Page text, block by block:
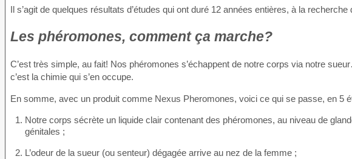
Il s’agit de quelques résultats d’études qui ont duré 12 années entières, à la
Les phéromones, comment ça marche?
C’est très simple, au fait! Nos phéromones s’échappent de notre corps via notre
c’est la chimie qui s’en occupe.
En somme, avec un produit comme Nexus Pheromones, voici ce qui se passe, en 5
Notre corps sécrète un liquide clair contenant des phéromones, au niveau de
génitales ;
L’odeur de la sueur (ou senteur) dégagée arrive au nez de la femme ;